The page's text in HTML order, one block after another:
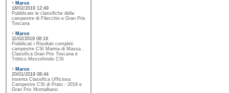
Marco
18/02/2019 12:49
Pubblicate le classifiche della
campestre di Filecchio e Gran Prix
Toscana
Marco
11/02/2019 08:19
Pubblicati i Risultati completi
campestre CSI Marina di Massa ,
Classifica Gran Prix Toscana e
Trittico Mezzofondo CSI
Marco
20/01/2019 08:44
Inserita Classifica Ufficiosa
Campestre CSI di Prato - 2019 e
Gran Prix Montalbano